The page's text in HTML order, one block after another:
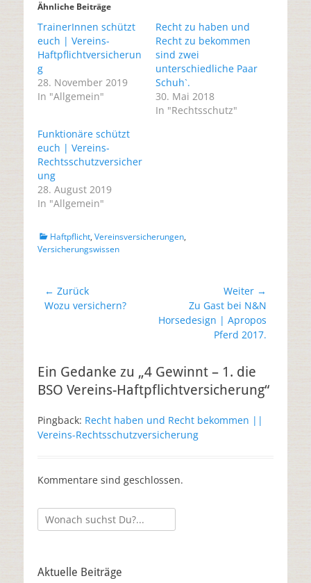
u
e
i
e
n
i
r
d
e
u
m
F
s
t
e
e
ö
f
)
(
W
i
r
d
n
u
m
s
t
e
r
g
f
f
n
)
Ähnliche Beiträge
TrainerInnen schützt
euch | Vereins-
Haftpflichtversicherun
g
28. November 2019
In "Allgemein"
Recht zu haben und
Recht zu bekommen
sind zwei
unterschiedliche Paar
Schuh`.
30. Mai 2018
In "Rechtsschutz"
Funktionäre schützt
euch | Vereins-
Rechtsschutzversicher
ung
28. August 2019
In "Allgemein"
Haftpflicht, Vereinsversicherungen,
Versicherungswissen
← Zurück
Vorheriger
Wozu versichern?
Weiter →
Nächster
Beitrag:
Zu Gast bei N&N
Horsedesign | Apropos
Pferd 2017.
Ein Gedanke zu „4 Gewinnt – 1. die
BSO Vereins-Haftpflichtversicherung“
Pingback: Recht haben und Recht bekommen ||
Vereins-Rechtsschutzversicherung
Kommentare sind geschlossen.
Aktuelle Beiträge